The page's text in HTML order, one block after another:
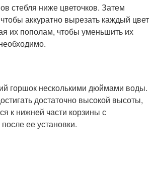
стебля ниже цветочков. Затем
аккуратно вырезать каждый цвет
их пополам, чтобы уменьшить их
горшок несколькими дюймами воды.
достаточно высокой высоты,
к нижней части корзины с
ее установки.